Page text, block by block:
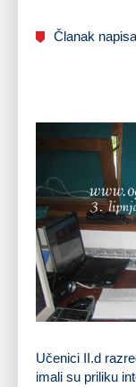
Članak
Učenici II.d
imali su priliku